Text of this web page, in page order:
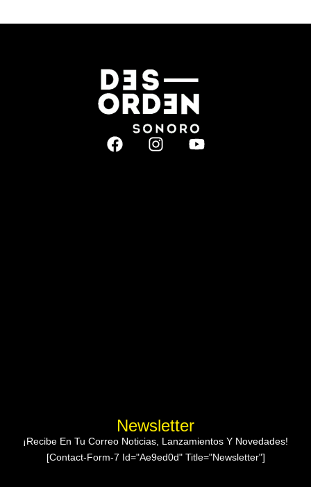
Newsletter
¡Recibe En Tu Correo Noticias, Lanzamientos Y Novedades!
[contact-Form-7 Id="ae9ed0d" Title="Newsletter"]